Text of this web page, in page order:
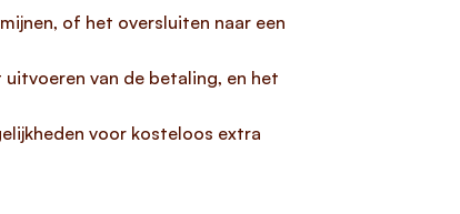
of het oversluiten naar een
van de betaling, en het
voor kosteloos extra